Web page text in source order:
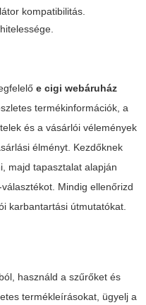
kompatibilitás.
e cigi webáruház
termékinformációk, a
és a vásárlói vélemények
élményt. Kezdőknek
majd tapasztalat alapján
Mindig ellenőrizd
karbantartási útmutatókat.
használd a szűrőket és
termékleírásokat, ügyelj a